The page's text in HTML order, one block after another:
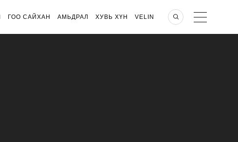
ГОО САЙХАН АМЬДРАЛ ХУВЬ ХҮН VELIN